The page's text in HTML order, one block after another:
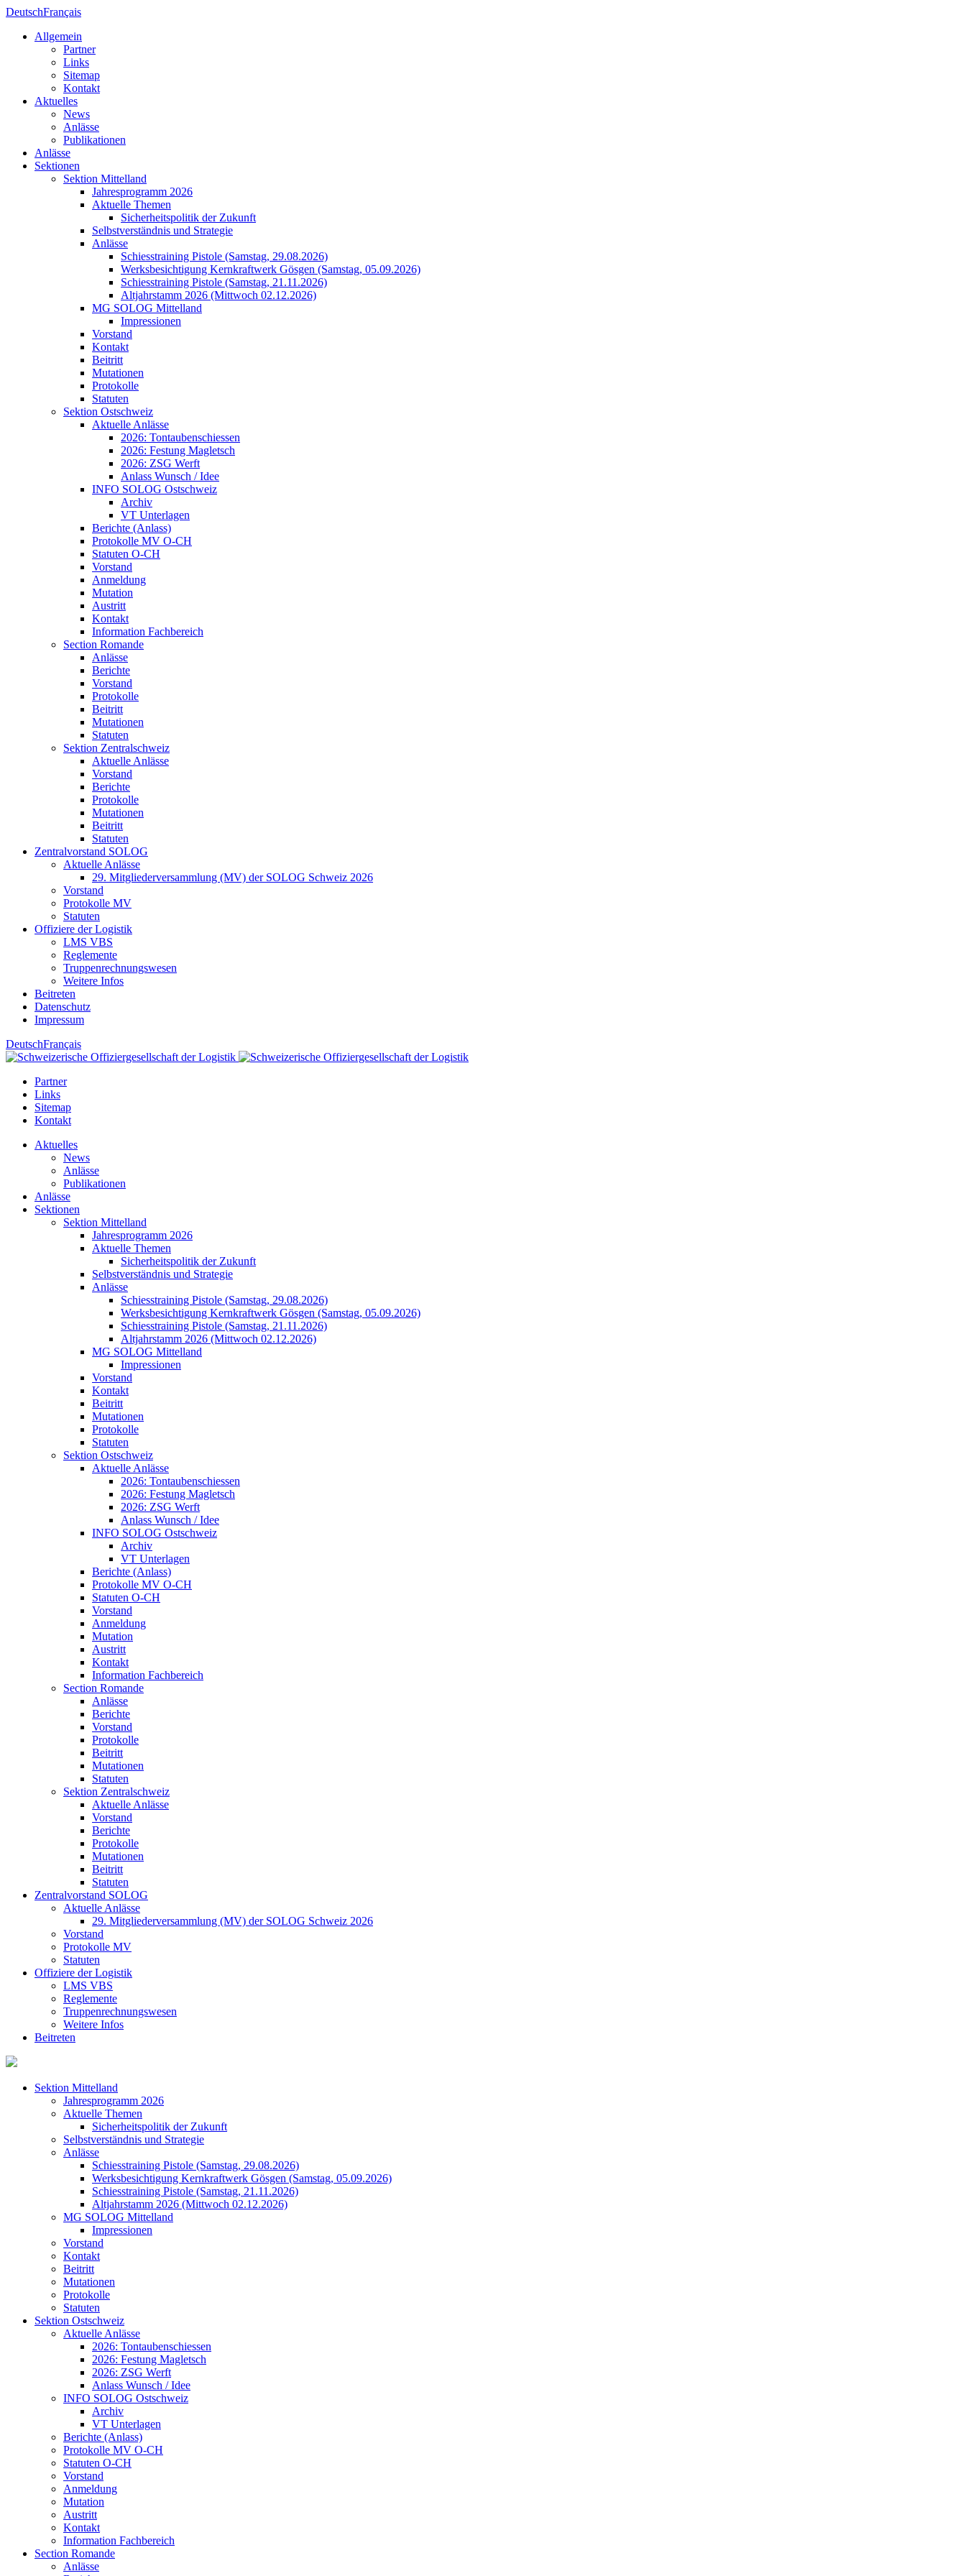
DeutschFrançais
Allgemein
Partner
Links
Sitemap
Kontakt
Aktuelles
News
Anlässe
Publikationen
Anlässe
Sektionen
Sektion Mittelland
Jahresprogramm 2026
Aktuelle Themen
Sicherheitspolitik der Zukunft
Selbstverständnis und Strategie
Anlässe
Schiesstraining Pistole (Samstag, 29.08.2026)
Werksbesichtigung Kernkraftwerk Gösgen (Samstag, 05.09.2026)
Schiesstraining Pistole (Samstag, 21.11.2026)
Altjahrstamm 2026 (Mittwoch 02.12.2026)
MG SOLOG Mittelland
Impressionen
Vorstand
Kontakt
Beitritt
Mutationen
Protokolle
Statuten
Sektion Ostschweiz
Aktuelle Anlässe
2026: Tontaubenschiessen
2026: Festung Magletsch
2026: ZSG Werft
Anlass Wunsch / Idee
INFO SOLOG Ostschweiz
Archiv
VT Unterlagen
Berichte (Anlass)
Protokolle MV O-CH
Statuten O-CH
Vorstand
Anmeldung
Mutation
Austritt
Kontakt
Information Fachbereich
Section Romande
Anlässe
Berichte
Vorstand
Protokolle
Beitritt
Mutationen
Statuten
Sektion Zentralschweiz
Aktuelle Anlässe
Vorstand
Berichte
Protokolle
Mutationen
Beitritt
Statuten
Zentralvorstand SOLOG
Aktuelle Anlässe
29. Mitgliederversammlung (MV) der SOLOG Schweiz 2026
Vorstand
Protokolle MV
Statuten
Offiziere der Logistik
LMS VBS
Reglemente
Truppenrechnungswesen
Weitere Infos
Beitreten
Datenschutz
Impressum
DeutschFrançais
Partner
Links
Sitemap
Kontakt
Aktuelles
News
Anlässe
Publikationen
Anlässe
Sektionen
Sektion Mittelland
Jahresprogramm 2026
Aktuelle Themen
Sicherheitspolitik der Zukunft
Selbstverständnis und Strategie
Anlässe
Schiesstraining Pistole (Samstag, 29.08.2026)
Werksbesichtigung Kernkraftwerk Gösgen (Samstag, 05.09.2026)
Schiesstraining Pistole (Samstag, 21.11.2026)
Altjahrstamm 2026 (Mittwoch 02.12.2026)
MG SOLOG Mittelland
Impressionen
Vorstand
Kontakt
Beitritt
Mutationen
Protokolle
Statuten
Sektion Ostschweiz
Aktuelle Anlässe
2026: Tontaubenschiessen
2026: Festung Magletsch
2026: ZSG Werft
Anlass Wunsch / Idee
INFO SOLOG Ostschweiz
Archiv
VT Unterlagen
Berichte (Anlass)
Protokolle MV O-CH
Statuten O-CH
Vorstand
Anmeldung
Mutation
Austritt
Kontakt
Information Fachbereich
Section Romande
Anlässe
Berichte
Vorstand
Protokolle
Beitritt
Mutationen
Statuten
Sektion Zentralschweiz
Aktuelle Anlässe
Vorstand
Berichte
Protokolle
Mutationen
Beitritt
Statuten
Zentralvorstand SOLOG
Aktuelle Anlässe
29. Mitgliederversammlung (MV) der SOLOG Schweiz 2026
Vorstand
Protokolle MV
Statuten
Offiziere der Logistik
LMS VBS
Reglemente
Truppenrechnungswesen
Weitere Infos
Beitreten
Sektion Mittelland
Jahresprogramm 2026
Aktuelle Themen
Sicherheitspolitik der Zukunft
Selbstverständnis und Strategie
Anlässe
Schiesstraining Pistole (Samstag, 29.08.2026)
Werksbesichtigung Kernkraftwerk Gösgen (Samstag, 05.09.2026)
Schiesstraining Pistole (Samstag, 21.11.2026)
Altjahrstamm 2026 (Mittwoch 02.12.2026)
MG SOLOG Mittelland
Impressionen
Vorstand
Kontakt
Beitritt
Mutationen
Protokolle
Statuten
Sektion Ostschweiz
Aktuelle Anlässe
2026: Tontaubenschiessen
2026: Festung Magletsch
2026: ZSG Werft
Anlass Wunsch / Idee
INFO SOLOG Ostschweiz
Archiv
VT Unterlagen
Berichte (Anlass)
Protokolle MV O-CH
Statuten O-CH
Vorstand
Anmeldung
Mutation
Austritt
Kontakt
Information Fachbereich
Section Romande
Anlässe